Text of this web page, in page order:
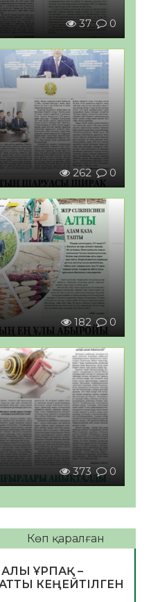
37 0
262 0
182 0
373 0
Көп қаралған
ҰРПАҚ –
КЕҢЕЙТІЛГЕН